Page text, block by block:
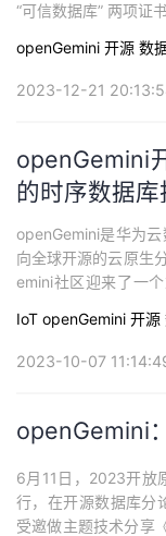
“可信数据库” 两项证书
openGemini 开源 数
2023-12-21
openGemini
的时序数据库
openGemini是华为
向全球开源的云原生
emini社区迎来了一
目的成就，为开发者
方案。
IoT openGemini 开源
2023-10-07
openGemini
6月11日，2023开放
行，在开源数据库分
受邀做主题技术分享